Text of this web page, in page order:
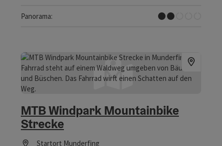
Panorama:
Einzelne Ausblicke
MTB Windpark Mountainbike
Strecke
Startort Munderfing